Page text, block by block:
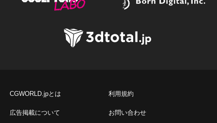
CGWORLD.jpとは 利用規約
広告掲載について お問い合わせ